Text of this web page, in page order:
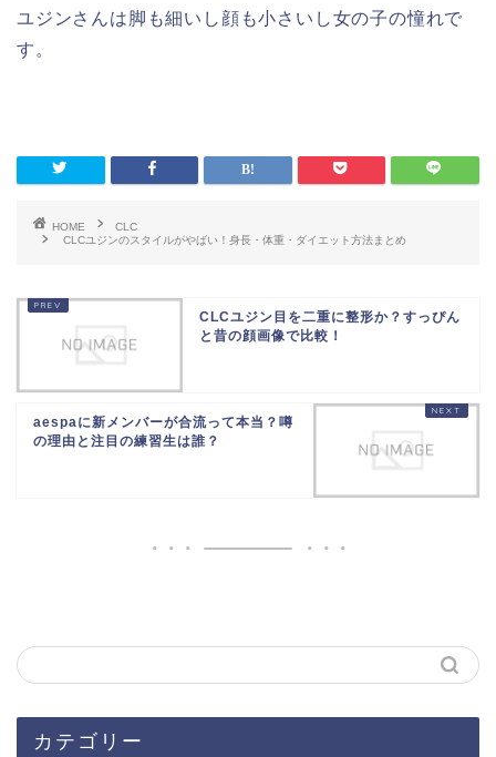
ユジンさんは脚も細いし顔も小さいし女の子の憧れで
す。
HOME
CLC
CLCユジンのスタイルがやばい！身長・体重・ダイエット方法まとめ
CLCユジン目を二重に整形か？すっぴん
と昔の顔画像で比較！
aespaに新メンバーが合流って本当？噂
の理由と注目の練習生は誰？
カテゴリー